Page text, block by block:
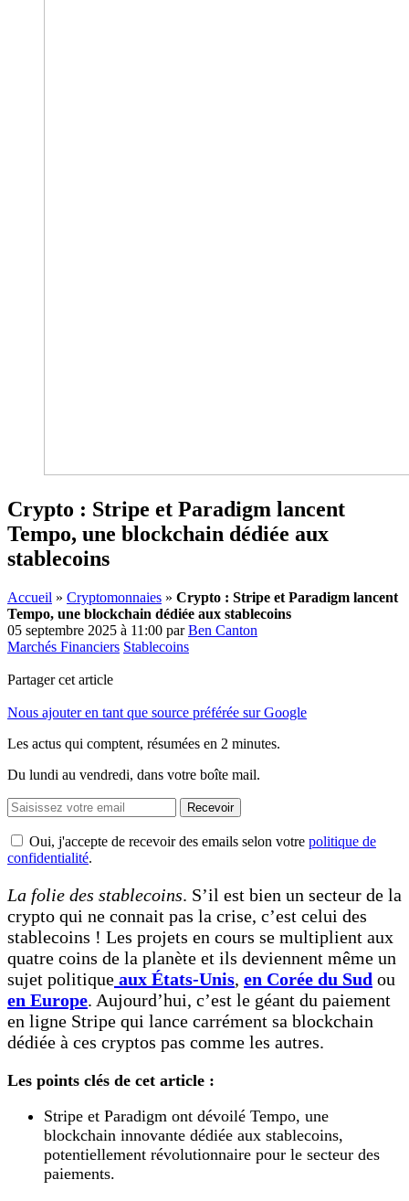
Crypto : Stripe et Paradigm lancent
Tempo, une blockchain dédiée aux
stablecoins
Accueil » Cryptomonnaies » Crypto : Stripe et Paradigm lancent
Tempo, une blockchain dédiée aux stablecoins
05 septembre 2025 à 11:00 parBen Canton
Marchés Financiers Stablecoins
Partager cet article
Nous ajouter en tant que source préférée sur Google
Les actus qui comptent, résumées en 2 minutes.
Du lundi au vendredi, dans votre boîte mail.
Recevoir
Oui, j'accepte de recevoir des emails selon votre politique de
confidentialité.
La folie des stablecoins. S’il est bien un secteur de la
crypto qui ne connait pas la crise, c’est celui des
stablecoins ! Les projets en cours se multiplient aux
quatre coins de la planète et ils deviennent même un
sujet politique aux États-Unis, en Corée du Sud ou
en Europe. Aujourd’hui, c’est le géant du paiement
en ligne Stripe qui lance carrément sa blockchain
dédiée à ces cryptos pas comme les autres.
Les points clés de cet article :
Stripe et Paradigm ont dévoilé Tempo, une
blockchain innovante dédiée aux stablecoins,
potentiellement révolutionnaire pour le secteur des
paiements.